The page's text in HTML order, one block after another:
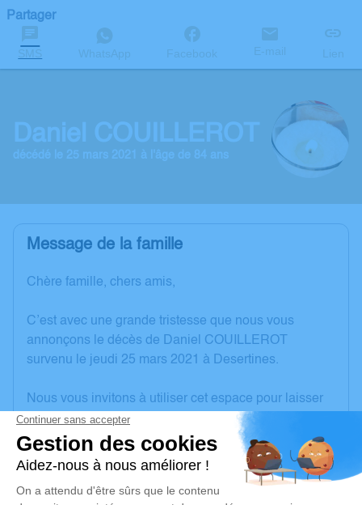
Partager
SMS WhatsApp Facebook E-mail Lien
Daniel COUILLEROT
décédé le 25 mars 2021 à l'âge de 84 ans
Message de la famille
Chère famille, chers amis,
C’est avec une grande tristesse que nous vous
annonçons le décès de Daniel COUILLEROT
survenu le jeudi 25 mars 2021 à Desertines.
Nous vous invitons à utiliser cet espace pour laisser
vos condoléances, partager des photos souvenirs,
une anecdote ou exprimer vos pensées à travers des
poèmes ou des textes. Cet endroit est un lieu
d'expression dédié à honorer la mémoire de Daniel
COUILLEROT.